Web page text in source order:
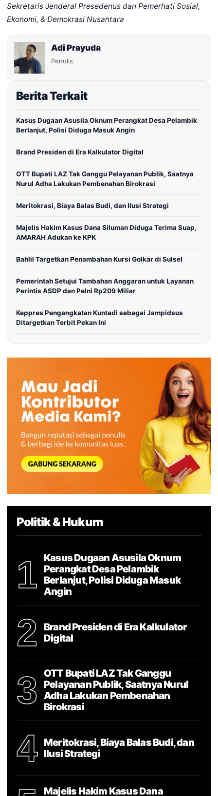
Sekretaris Jenderal Presedenus dan Pemerhati Sosial,
Ekonomi, & Demokrasi Nusantara
Adi Prayuda
Penulis.
Berita Terkait
Kasus Dugaan Asusila Oknum Perangkat Desa Pelambik
Berlanjut, Polisi Diduga Masuk Angin
Brand Presiden di Era Kalkulator Digital
OTT Bupati LAZ Tak Ganggu Pelayanan Publik, Saatnya
Nurul Adha Lakukan Pembenahan Birokrasi
Meritokrasi, Biaya Balas Budi, dan Ilusi Strategi
Majelis Hakim Kasus Dana Siluman Diduga Terima Suap,
AMARAH Adukan ke KPK
Bahlil Targetkan Penambahan Kursi Golkar di Sulsel
Pemerintah Setujui Tambahan Anggaran untuk Layanan
Perintis ASDP dan Pelni Rp209 Miliar
Keppres Pengangkatan Kuntadi sebagai Jampidsus
Ditargetkan Terbit Pekan Ini
Politik & Hukum
1
Kasus Dugaan Asusila Oknum
Perangkat Desa Pelambik
Berlanjut, Polisi Diduga Masuk
Angin
2
Brand Presiden di Era Kalkulator
Digital
3
OTT Bupati LAZ Tak Ganggu
Pelayanan Publik, Saatnya Nurul
Adha Lakukan Pembenahan
Birokrasi
4
Meritokrasi, Biaya Balas Budi, dan
Ilusi Strategi
Majelis Hakim Kasus Dana